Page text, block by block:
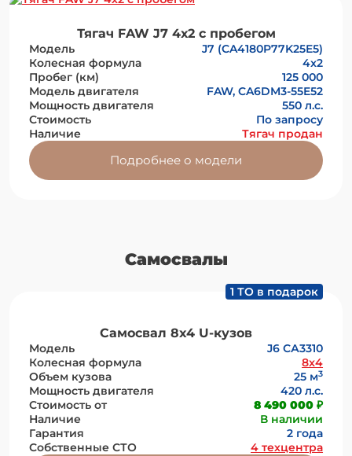
Тягач FAW J7 4х2 с пробегом
Модель
J7 (CA4180P77K25E5)
Колесная формула
4x2
Пробег (км)
125 000
Модель двигателя
FAW, CA6DM3-55E52
Мощность двигателя
550 л.с.
Стоимость
По запросу
Наличие
Тягач продан
Подробнее о модели
Самосвалы
1 ТО в подарок
Самосвал 8х4 U-кузов
Модель
J6 СА3310
Колесная формула
8x4
Объем кузова
25 м3
Мощность двигателя
420 л.с.
Стоимость от
8 490 000 ₽
Наличие
В наличии
Гарантия
2 года
Собственные СТО
4 техцентра